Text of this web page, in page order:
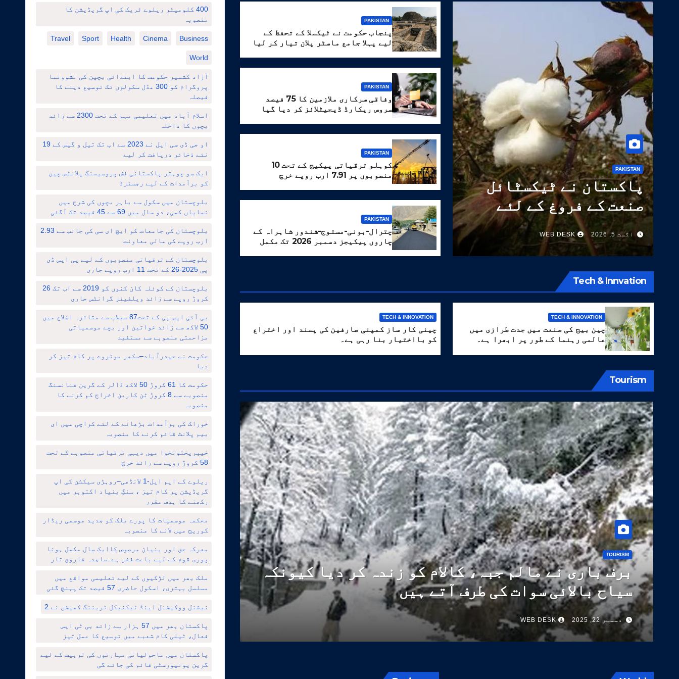
PAKISTAN
پاکستان نے ٹیکسٹائل
صنعت کے فروغ کے لئے
کپاس کی 14 اعلیٰ معیار
کی اقسام تیار کر لیں
اگست 5, 2026 WEB DESK
PAKISTAN
پنجاب حکومت نے ٹیکسلا کے تحفظ کے
لیے پہلا جامع ماسٹر پلان تیار کر لیا
PAKISTAN
وفاقی سرکاری ملازمین کا 75 فیصد
سروس ریکارڈ ڈیجیٹلائز کر دیا گیا
PAKISTAN
کوہلو ترقیاتی پیکیج کے تحت 10
منصوبوں پر 7.91 ارب روپے خرچ
PAKISTAN
چترال-بونی-مستوج-شندور شاہراہ کے
چاروں پیکیجز دسمبر 2026 تک مکمل
کرنے کا ہدف مقرر
Tech & Innvation
TECH & INNOVATION
چین بیج کی صنعت میں جدت طرازی میں
عالمی رہنما کے طور پر ابھرا ہے۔
TECH & INNOVATION
چینی کار ساز کمپنی صارفین کی پسند اور اختراع
کو بااختیار بنا رہی ہے۔
Tourism
TOURISM
برف باری نے مالم جبہ، کالام کو زندہ کر دیا کیونکہ
سیاح بالائی سوات کی طرف آتے ہیں
دسمبر 22, 2025 WEB DESK
400 کلومیٹر ریلوے ٹریک کی اپ گریڈیشن کا
منصوبہ
Business
Cinema
Health
Sport
Travel
World
آزاد کشمیر حکومت کا ابتدائی بچپن کی نشوونما
پروگرام کو 300 مڈل سکولوں تک توسیع دینے کا
فیصلہ
اسلام آباد میں تعلیمی مہم کے تحت 2300 سے زائد
بچوں کا داخلہ
او جی ڈی سی ایل نے 2023 سے اب تک تیل و گیس کے 19
نئے ذخائر دریافت کر لیے
ایک سو چوہتر پاکستانی فش پروسیسنگ پلانٹس چین
کو برآمدات کے لیے رجسٹرڈ
بلوچستان میں سکول سے باہر بچوں کی شرح میں
نمایاں کمی، دو سال میں 69 سے 45 فیصد تک آگئی
بلوچستان کی جامعات کو ایچ ای سی کی جانب سے 2.93
ارب روپے کی مالی معاونت
بلوچستان کے ترقیاتی منصوبوں کے لیے پی ایس ڈی
پی 2025-26 کے تحت 11 ارب روپے جاری
بلوچستان کے کوئلہ کان کنوں کو 2019 سے اب تک 26
کروڑ روپے سے زائد ویلفیئر گرانٹس جاری
بی آئی ایس پی کے تحت87 سیلاب سے متاثرہ اضلاع میں
50 لاکھ سے زائد خواتین اور بچے موسمیاتی
مزاحمتی منصوبے سے مستفید
حکومت نے حیدرآباد–سکھر موٹروے پر کام تیز کر
دیا
حکومت کا 61 کروڑ 50 لاکھ ڈالر کے گرین فنانسنگ
منصوبے سے 8 کروڑ ٹن کاربن اخراج کم کرنے کا
منصوبہ
خوراک کی برآمدات بڑھانے کے لئے کراچی میں ای
بیم پلانٹ قائم کرنے کا منصوبہ
خیبرپختونخوا میں دیہی ترقیاتی منصوبے کے تحت
58 کروڑ روپے سے زائد خرچ
ریلوے کے ایم ایل-1 لانڈھی–روہڑی سیکشن کی اپ
گریڈیشن پر کام تیز ، سنگِ بنیاد اکتوبر میں
رکھنے کا ہدف مقرر
محکمہ موسمیات کا پورے ملک کو جدید موسمی ریڈار
کوریج میں لانے کا منصوبہ
معرکہ حق اور بنیان مرصوص کاایک سال مکمل ہونا
پوری قوم کے لیے باعث فخر ہے۔ساجدہ فاروق تار
ملک بھر میں لڑکیوں کے لیے تعلیمی مواقع میں
مسلسل بہتری، اسکول حاضری 57 فیصد تک پہنچ گئی
نیشنل ووکیشنل اینڈ ٹیکنیکل ٹریننگ کمیشن نے 2
پاکستان بھر میں 57 ہزار سے زائد بی ٹی ایس
فعال، ٹیلی کام شعبے میں توسیع کا عمل تیز
پاکستان میں ماحولیاتی مہارتوں کی تربیت کے لیے
گرین یونیورسٹی قائم کی جائے گی